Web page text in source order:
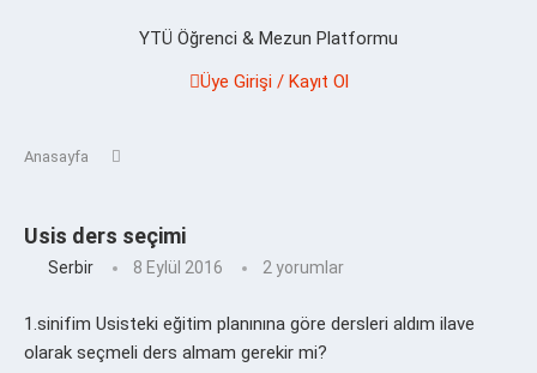
YTÜ Öğrenci & Mezun Platformu
Üye Girişi / Kayıt Ol
Anasayfa
Usis ders seçimi
Serbir 8 Eylül 2016 2 yorumlar
1.sinifim Usisteki eğitim planınına göre dersleri aldım ilave
olarak seçmeli ders almam gerekir mi?